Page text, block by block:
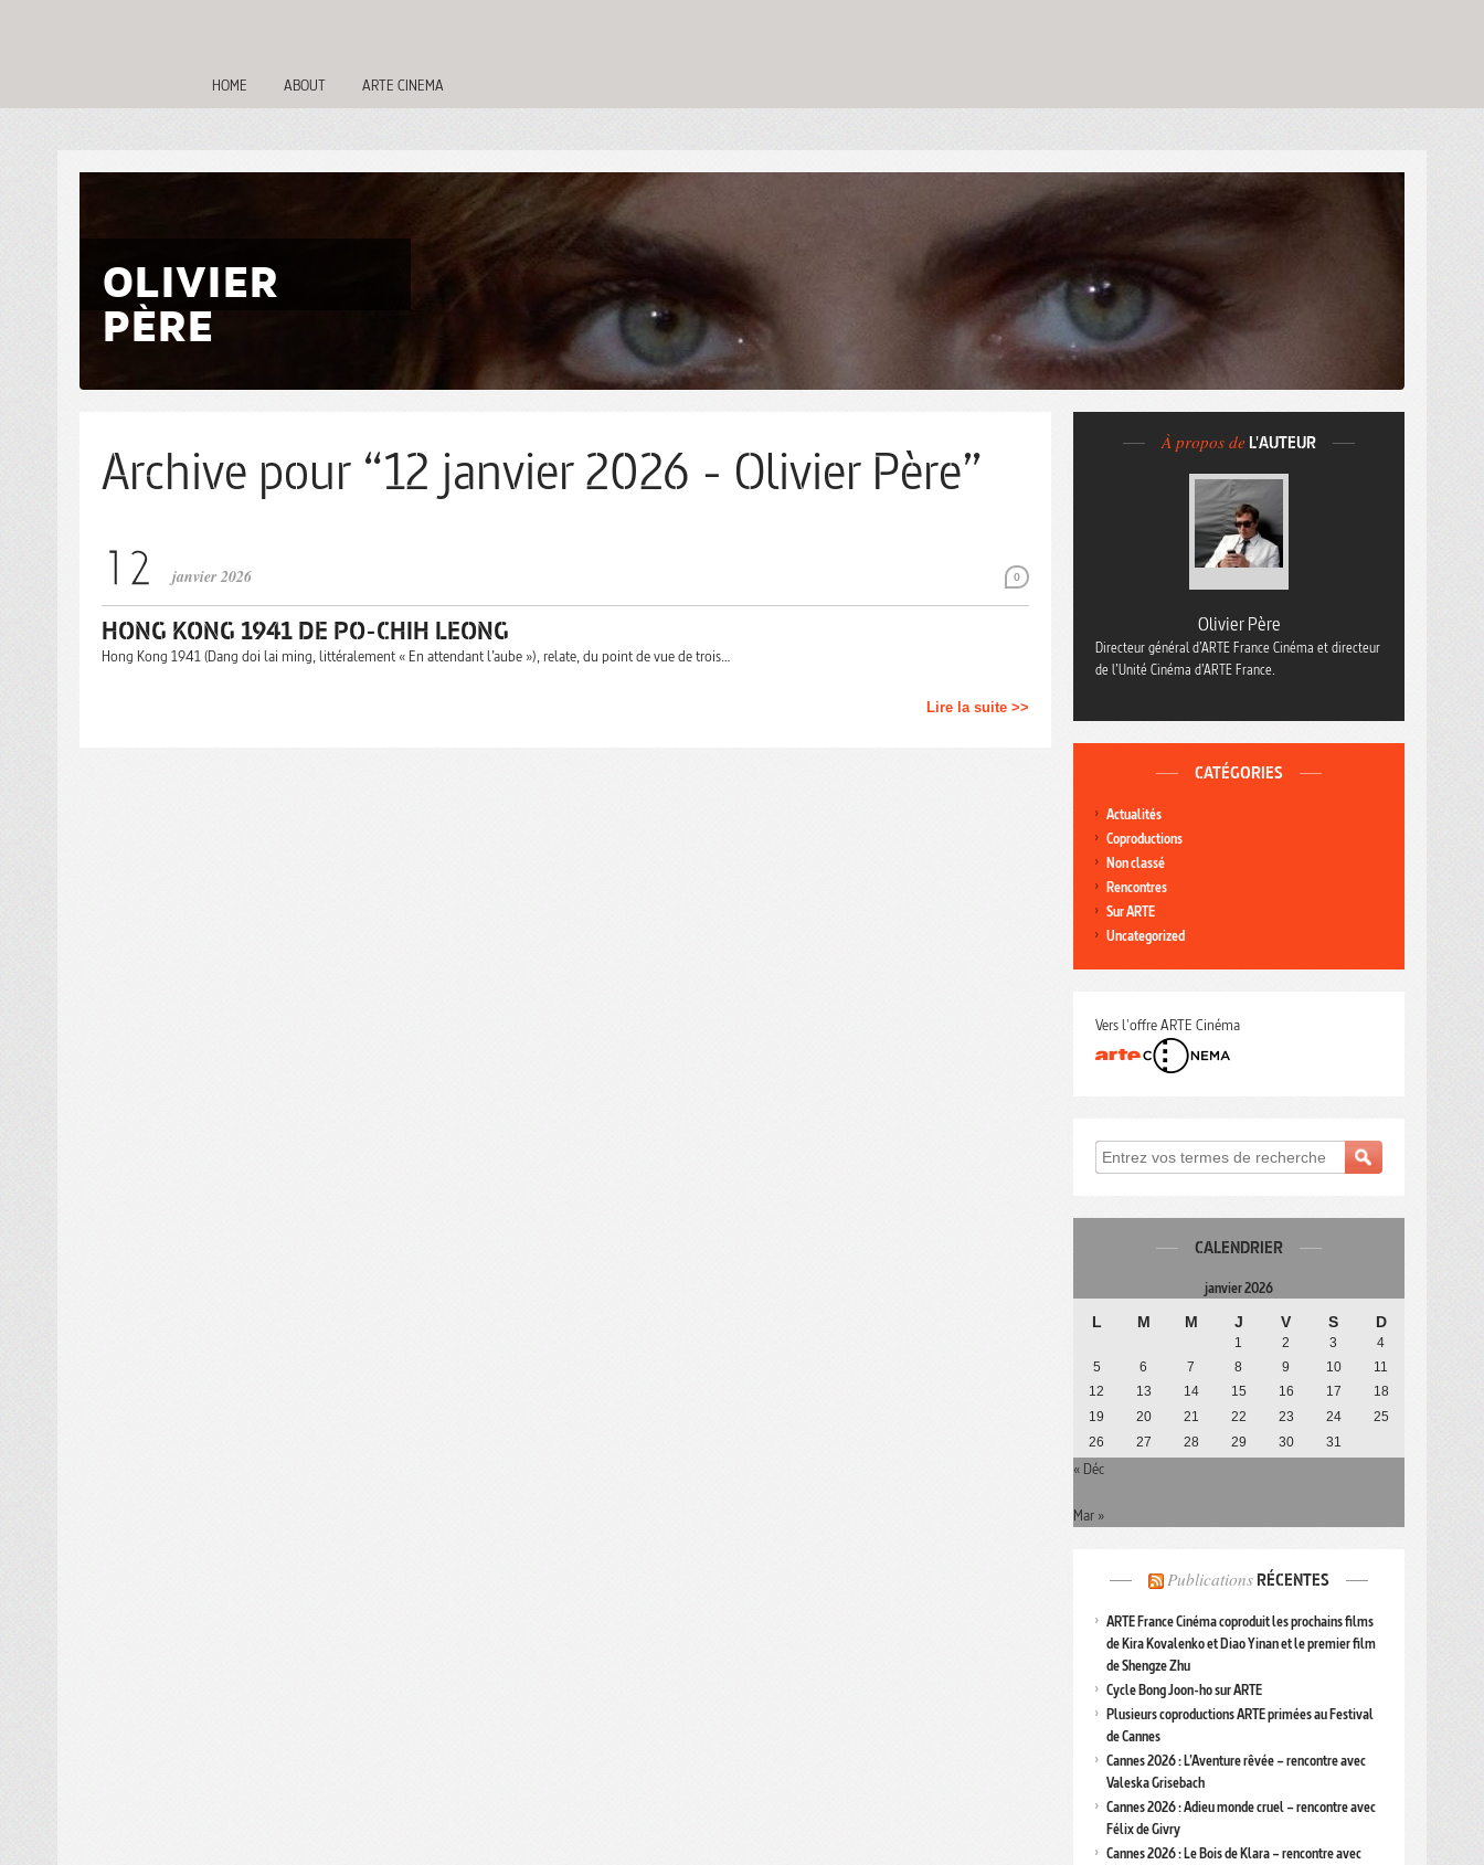
HOME ABOUT ARTE CINEMA
OLIVIER
PÈRE
Archive pour “12 janvier 2026 - Olivier Père”
0
janvier 2026
HONG KONG 1941 DE PO-CHIH LEONG
Hong Kong 1941 (Dang doi lai ming, littéralement « En attendant l’aube »), relate, du point de vue de trois…
Lire la suite >>
À propos de L'AUTEUR
Olivier Père
Directeur général d’ARTE France Cinéma et directeur
de l’Unité Cinéma d’ARTE France.
CATÉGORIES
Actualités
Coproductions
Non classé
Rencontres
Sur ARTE
Uncategorized
Vers l'offre ARTE Cinéma
CALENDRIER
janvier 2026
L M M J V S D
1 2 3
4
5
6 7 8 9 10
11
12
13 14 15 16 17
18
19
20 21 22 23 24
25
26
27 28 29 30 31
« Déc
Mar »
Publications RÉCENTES
ARTE France Cinéma coproduit les prochains films
de Kira Kovalenko et Diao Yinan et le premier film
de Shengze Zhu
Cycle Bong Joon-ho sur ARTE
Plusieurs coproductions ARTE primées au Festival
de Cannes
Cannes 2026 : L’Aventure rêvée – rencontre avec
Valeska Grisebach
Cannes 2026 : Adieu monde cruel – rencontre avec
Félix de Givry
Cannes 2026 : Le Bois de Klara – rencontre avec